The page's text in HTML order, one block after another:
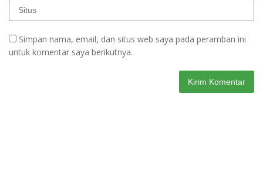
Simpan nama, email, dan situs web saya pada peramban ini
untuk komentar saya berikutnya.